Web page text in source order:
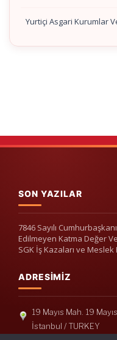
Yurtiçi Asgari Kurumlar
SON YAZILAR
7846 Sayılı
Edilmeyen Katma Değer
SGK İş Kazaları ve
ADRESIMIZ
19 Mayıs Mah. 19
İstanbul / TURKEY